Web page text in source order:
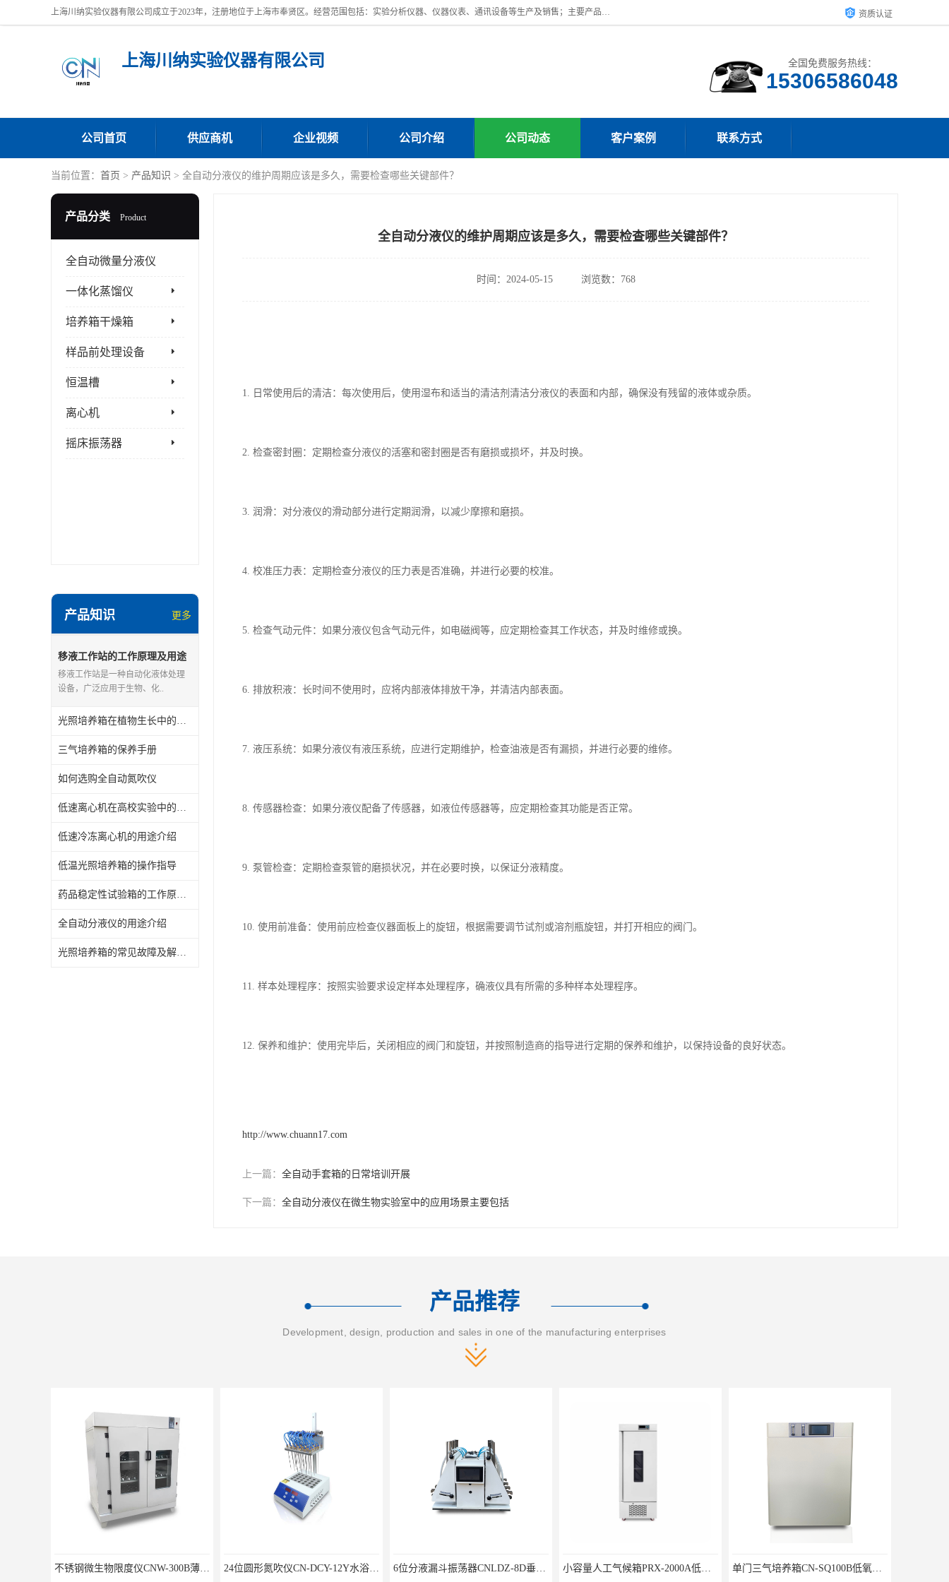
上海川纳实验仪器有限公司成立于2023年，注册地位于上海市奉贤区。经营范围包括：实验分析仪器、仪器仪表、通讯设备等生产及销售；主要产品有：全自动微量分液仪，一体化蒸馏仪，氟化物蒸馏仪，培养箱干燥箱，人工气候箱，生化培养箱，二氧化碳培养箱，厌氧培养箱，三气培养箱，光照培养箱等。 资质认证
上海川纳实验仪器有限公司 全国免费服务热线：
15306586048
公司首页 供应商机 企业视频 公司介绍 公司动态 客户案例 联系方式
当前位置： 首页 > 产品知识 > 全自动分液仪的维护周期应该是多久，需要检查哪些关键部件？
产品分类 Product
全自动微量分液仪
一体化蒸馏仪
培养箱干燥箱
样品前处理设备
恒温槽
离心机
摇床振荡器
产品知识 更多
移液工作站的工作原理及用途
介绍
移液工作站是一种自动化液体处理
设备，广泛应用于生物、化..
光照培养箱在植物生长中的应用介绍
三气培养箱的保养手册
如何选购全自动氮吹仪
低速离心机在高校实验中的应用有哪些
低速冷冻离心机的用途介绍
低温光照培养箱的操作指导
药品稳定性试验箱的工作原理及用途
全自动分液仪的用途介绍
光照培养箱的常见故障及解决方案
全自动分液仪的维护周期应该是多久，需要检查哪些关键部件？
时间：2024-05-15 浏览数：768
1. 日常使用后的清洁：每次使用后，使用湿布和适当的清洁剂清洁分液仪的表面和内部，确保没有残留的液体或杂质。
2. 检查密封圈：定期检查分液仪的活塞和密封圈是否有磨损或损坏，并及时换。
3. 润滑：对分液仪的滑动部分进行定期润滑，以减少摩擦和磨损。
4. 校准压力表：定期检查分液仪的压力表是否准确，并进行必要的校准。
5. 检查气动元件：如果分液仪包含气动元件，如电磁阀等，应定期检查其工作状态，并及时维修或换。
6. 排放积液：长时间不使用时，应将内部液体排放干净，并清洁内部表面。
7. 液压系统：如果分液仪有液压系统，应进行定期维护，检查油液是否有漏损，并进行必要的维修。
8. 传感器检查：如果分液仪配备了传感器，如液位传感器等，应定期检查其功能是否正常。
9. 泵管检查：定期检查泵管的磨损状况，并在必要时换，以保证分液精度。
10. 使用前准备：使用前应检查仪器面板上的旋钮，根据需要调节试剂或溶剂瓶旋钮，并打开相应的阀门。
11. 样本处理程序：按照实验要求设定样本处理程序，确液仪具有所需的多种样本处理程序。
12. 保养和维护：使用完毕后，关闭相应的阀门和旋钮，并按照制造商的指导进行定期的保养和维护，以保持设备的良好状态。
http://www.chuann17.com
上一篇： 全自动手套箱的日常培训开展
下一篇： 全自动分液仪在微生物实验室中的应用场景主要包括
产品推荐
Development, design, production and sales in one of the manufacturing enterprises
不锈钢微生物限度仪CNW-300B薄膜过滤器 24位圆形氮吹仪CN-DCY-12Y水浴氮气吹扫捕集仪